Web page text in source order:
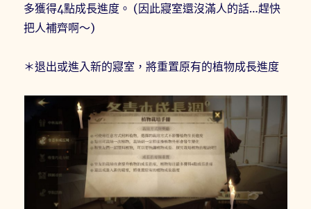
多獲得4點成長進度。 (因此寢室還沒滿人的話…趕快
把人補齊啊～)
＊退出或進入新的寢室，將重置原有的植物成長進度